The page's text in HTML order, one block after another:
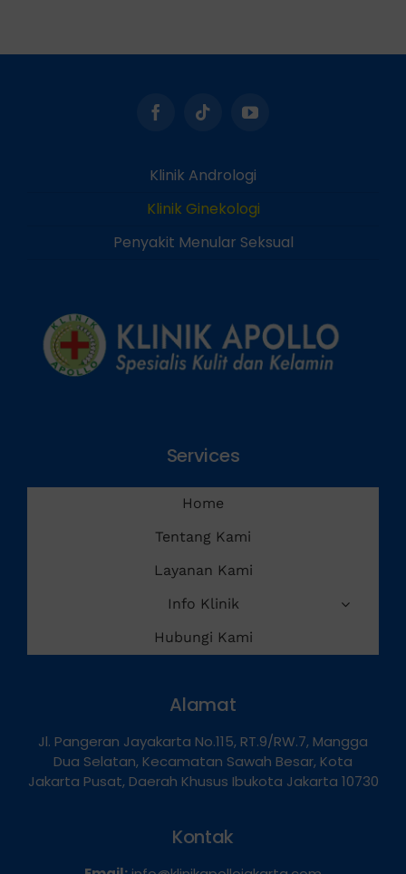
Klinik Andrologi
Klinik Ginekologi
Penyakit Menular Seksual
Services
Home
Tentang Kami
Layanan Kami
Info Klinik
Hubungi Kami
Alamat
Jl. Pangeran Jayakarta No.115, RT.9/RW.7, Mangga
Dua Selatan, Kecamatan Sawah Besar, Kota
Jakarta Pusat, Daerah Khusus Ibukota Jakarta 10730
Kontak